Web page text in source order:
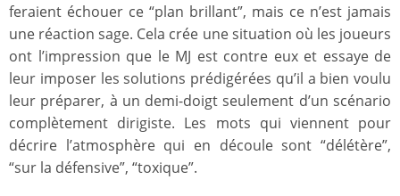
feraient échouer ce “plan brillant”, mais ce n’est jamais
une réaction sage. Cela crée une situation où les joueurs
ont l’impression que le MJ est contre eux et essaye de
leur imposer les solutions prédigérées qu’il a bien voulu
leur préparer, à un demi-doigt seulement d’un scénario
complètement dirigiste. Les mots qui viennent pour
décrire l’atmosphère qui en découle sont “délétère”,
“sur la défensive”, “toxique”.